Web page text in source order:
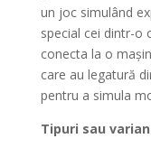
un joc simulând
special cei dintr-o
conecta la o
care au legatură
pentru a simula
Tipuri sau